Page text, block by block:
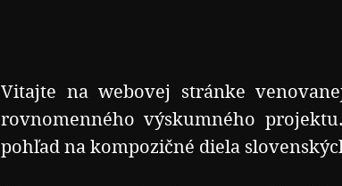
Vitajte na webovej stránke
rovnomenného výskumného
pohľad na kompozičné diela